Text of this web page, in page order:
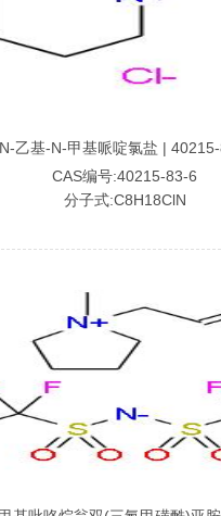
N-乙基-N-甲基哌啶氯盐 |
CAS编号:40215-83-6
分子式:C8H18ClN